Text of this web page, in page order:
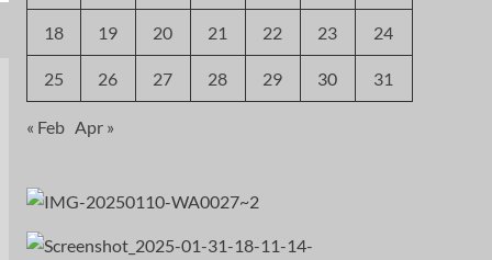
18 19 20 21 22 23 24
25 26 27 28 29 30 31
« Feb Apr »